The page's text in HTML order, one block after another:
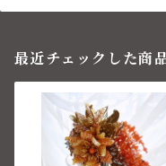
最近チェックした商